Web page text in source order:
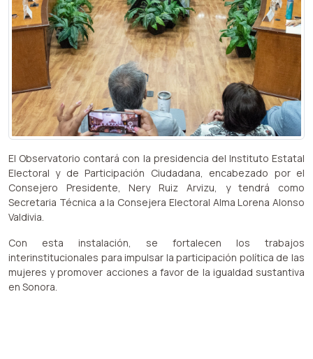
El Observatorio contará con la presidencia del Instituto Estatal
Electoral y de Participación Ciudadana, encabezado por el
Consejero Presidente, Nery Ruiz Arvizu, y tendrá como
Secretaria Técnica a la Consejera Electoral Alma Lorena Alonso
Valdivia.
Con esta instalación, se fortalecen los trabajos
interinstitucionales para impulsar la participación política de las
mujeres y promover acciones a favor de la igualdad sustantiva
en Sonora.